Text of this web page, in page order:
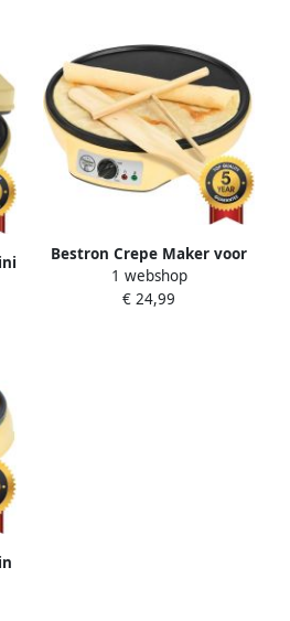
Geel
Bestron Crepe Maker voor
crepes met Ø 30cm
pannenkoekenmaker incl.
1 webshop
€ 24,99